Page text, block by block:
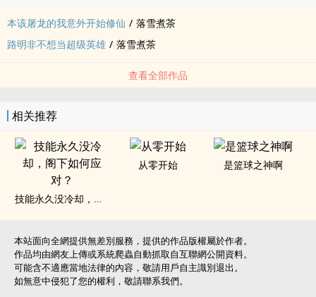
本该屠龙的我意外开始修仙 / 落雪煮茶
路明非不想当超级英雄 / 落雪煮茶
查看全部作品
相关推荐
技能永久没冷却，阁下如何应对？
从零开始 是篮球之神啊
本站面向全網提供無差別服務，提供的作品版權屬於作者。
作品均由網友上傳或系統爬蟲自動抓取自互聯網公開資料。
可能含不適應當地法律的內容，敬請用戶自主識別退出。
如無意中侵犯了您的權利，敬請聯系我們。